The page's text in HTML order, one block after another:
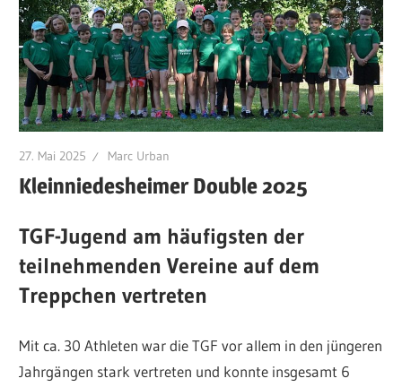
27. Mai 2025 Marc Urban
Kleinniedesheimer Double 2025
TGF-Jugend am häufigsten der
teilnehmenden Vereine auf dem
Treppchen vertreten
Mit ca. 30 Athleten war die TGF vor allem in den jüngeren
Jahrgängen stark vertreten und konnte insgesamt 6